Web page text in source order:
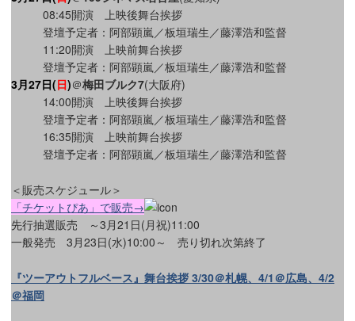
08:45開演 上映後舞台挨拶
登壇予定者：阿部顕嵐／板垣瑞生／藤澤浩和監督
11:20開演 上映前舞台挨拶
登壇予定者：阿部顕嵐／板垣瑞生／藤澤浩和監督
3月27日(日)＠梅田ブルク7(大阪府)
14:00開演 上映後舞台挨拶
登壇予定者：阿部顕嵐／板垣瑞生／藤澤浩和監督
16:35開演 上映前舞台挨拶
登壇予定者：阿部顕嵐／板垣瑞生／藤澤浩和監督
＜販売スケジュール＞
「チケットぴあ」で販売→
先行抽選販売 ～3月21日(月祝)11:00
一般発売 3月23日(水)10:00～ 売り切れ次第終了
『ツーアウトフルベース』舞台挨拶 3/30＠札幌、4/1＠広島、4/2
＠福岡